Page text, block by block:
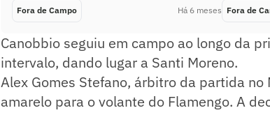
Fora de Campo Há 6 meses Fora de
Canobbio seguiu em campo ao longo da
intervalo, dando lugar a Santi Moreno.
Alex Gomes Stefano, árbitro da partida
amarelo para o volante do Flamengo. A